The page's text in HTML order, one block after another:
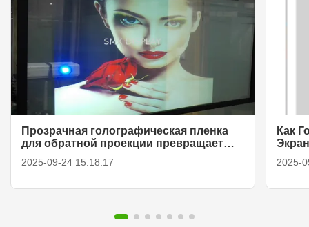
Прозрачная голографическая пленка
для обратной проекции превращает
2025-09-24 15:18:17
Как
2025-